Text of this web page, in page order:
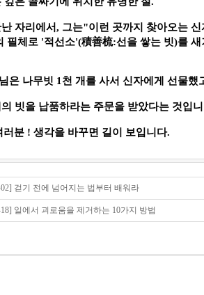
자리에서, 그는"이런 곳까지 찾아오는
필체로 '적선소'(積善梳:선을 쌓는 빗)를 새
은 나무빗 1 천 개를 사서 신자에게 선물했
빗을 납품하라는 주문을 받았다는 것입
러분! 생각을 바꾸면 길이 보입니다.
걷기 전에 넘어지는 법부터 배워라
일에서 괴로움을 제거하는 10가지 방법